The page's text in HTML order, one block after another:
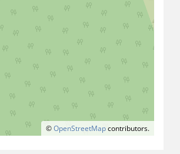
©OpenStreetMapcontributors.